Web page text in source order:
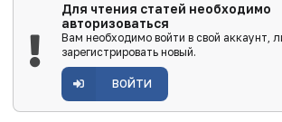
Для чтения статей необходимо
авторизоваться
Вам необходимо войти в свой аккаунт,
зарегистрировать новый.
ВОЙТИ